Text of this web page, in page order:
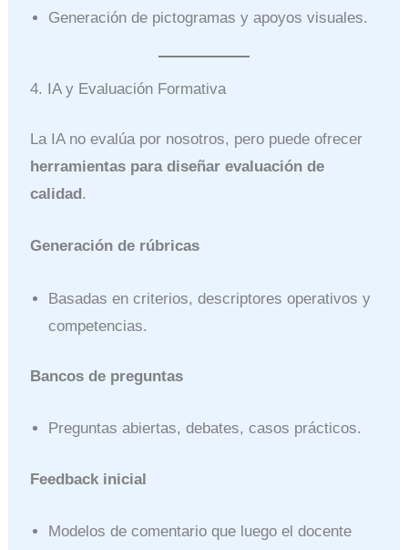
Generación de pictogramas y apoyos visuales.
4. IA y Evaluación Formativa
La IA no evalúa por nosotros, pero puede ofrecer
herramientas para diseñar evaluación de
calidad .
Generación de rúbricas
Basadas en criterios, descriptores operativos y
competencias.
Bancos de preguntas
Preguntas abiertas, debates, casos prácticos.
Feedback inicial
Modelos de comentario que luego el docente